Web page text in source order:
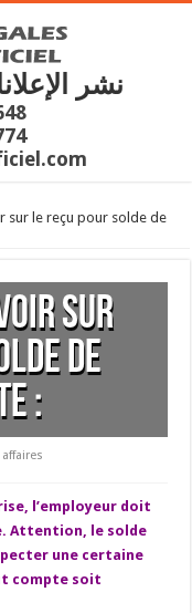
نشر
sur le reçu pour solde de
sur
de
:
l’employeur doit
Attention, le solde
une certaine
compte soit